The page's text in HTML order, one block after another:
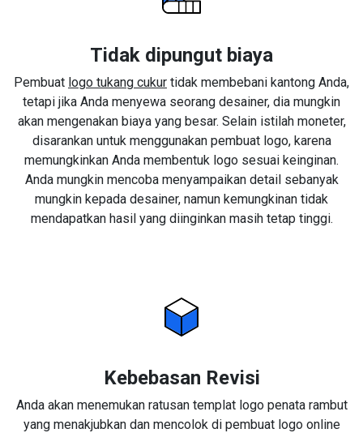
Tidak dipungut biaya
Pembuat logo tukang cukur tidak membebani kantong Anda,
tetapi jika Anda menyewa seorang desainer, dia mungkin
akan mengenakan biaya yang besar. Selain istilah moneter,
disarankan untuk menggunakan pembuat logo, karena
memungkinkan Anda membentuk logo sesuai keinginan.
Anda mungkin mencoba menyampaikan detail sebanyak
mungkin kepada desainer, namun kemungkinan tidak
mendapatkan hasil yang diinginkan masih tetap tinggi.
Kebebasan Revisi
Anda akan menemukan ratusan templat logo penata rambut
yang menakjubkan dan mencolok di pembuat logo online